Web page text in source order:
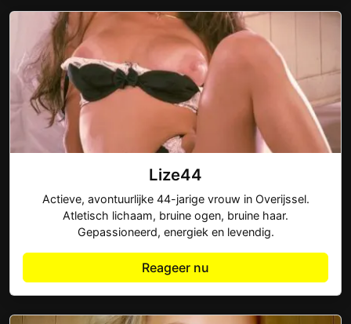
Lize44
Actieve, avontuurlijke 44-jarige vrouw in Overijssel.
Atletisch lichaam, bruine ogen, bruine haar.
Gepassioneerd, energiek en levendig.
Reageer nu